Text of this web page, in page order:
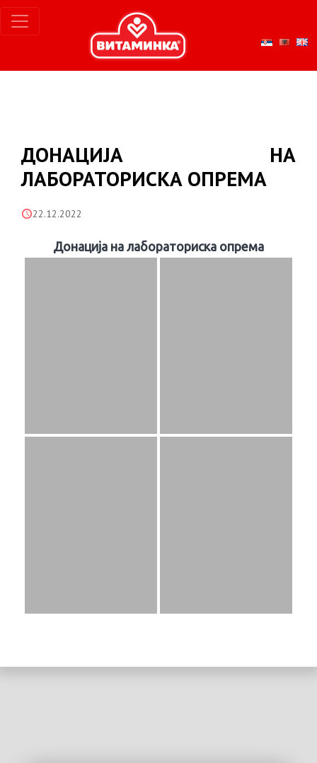
ДОНАЦИЈА НА
ЛАБОРАТОРИСКА ОПРЕМА
22.12.2022
Донација на лабораториска опрема